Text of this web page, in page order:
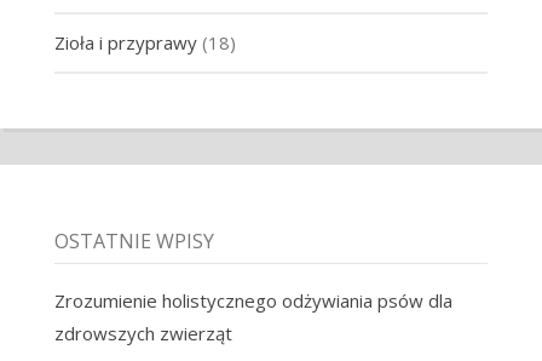
Zioła i przyprawy(18)
OSTATNIE WPISY
Zrozumienie holistycznego odżywiania psów dla
zdrowszych zwierząt